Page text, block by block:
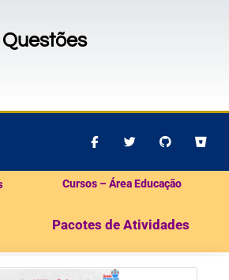
Cursos – Área Educação
Pacotes de Atividades